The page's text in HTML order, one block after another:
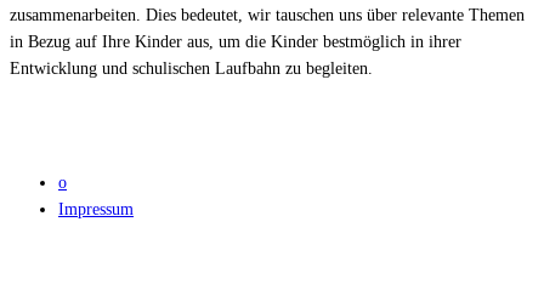
zusammenarbeiten. Dies bedeutet, wir tauschen uns über relevante Themen
in Bezug auf Ihre Kinder aus, um die Kinder bestmöglich in ihrer
Entwicklung und schulischen Laufbahn zu begleiten.
o
Impressum